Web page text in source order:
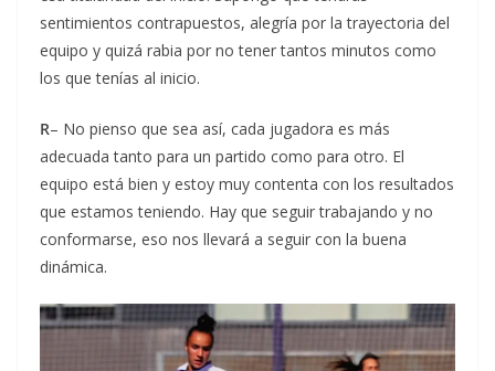
sentimientos contrapuestos, alegría por la trayectoria del
equipo y quizá rabia por no tener tantos minutos como
los que tenías al inicio.
R– No pienso que sea así, cada jugadora es más
adecuada tanto para un partido como para otro. El
equipo está bien y estoy muy contenta con los resultados
que estamos teniendo. Hay que seguir trabajando y no
conformarse, eso nos llevará a seguir con la buena
dinámica.